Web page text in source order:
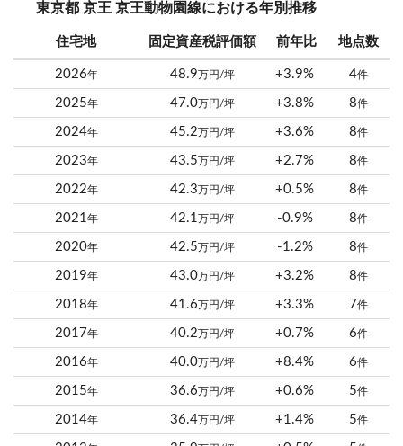
東京都 京王 京王動物園線における年別推移
住宅地 固定資産税評価額 前年比 地点数
2026年 48.9万円/坪 +3.9% 4件
2025年 47.0万円/坪 +3.8% 8件
2024年 45.2万円/坪 +3.6% 8件
2023年 43.5万円/坪 +2.7% 8件
2022年 42.3万円/坪 +0.5% 8件
2021年 42.1万円/坪 -0.9% 8件
2020年 42.5万円/坪 -1.2% 8件
2019年 43.0万円/坪 +3.2% 8件
2018年 41.6万円/坪 +3.3% 7件
2017年 40.2万円/坪 +0.7% 6件
2016年 40.0万円/坪 +8.4% 6件
2015年 36.6万円/坪 +0.6% 5件
2014年 36.4万円/坪 +1.4% 5件